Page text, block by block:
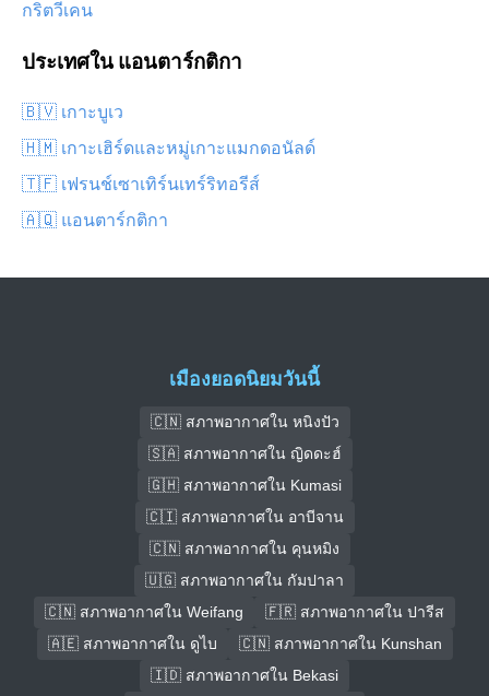
กริตวีเคน
ประเทศใน แอนตาร์กติกา
🇧🇻 เกาะบูเว
🇭🇲 เกาะเฮิร์ดและหมู่เกาะแมกดอนัลด์
🇹🇫 เฟรนช์เซาเทิร์นเทร์ริทอรีส์
🇦🇶 แอนตาร์กติกา
เมืองยอดนิยมวันนี้
🇨🇳 สภาพอากาศใน หนิงปัว
🇸🇦 สภาพอากาศใน ญิดดะฮ์
🇬🇭 สภาพอากาศใน Kumasi
🇨🇮 สภาพอากาศใน อาบีจาน
🇨🇳 สภาพอากาศใน คุนหมิง
🇺🇬 สภาพอากาศใน กัมปาลา
🇨🇳 สภาพอากาศใน Weifang
🇫🇷 สภาพอากาศใน ปารีส
🇦🇪 สภาพอากาศใน ดูไบ
🇨🇳 สภาพอากาศใน Kunshan
🇮🇩 สภาพอากาศใน Bekasi